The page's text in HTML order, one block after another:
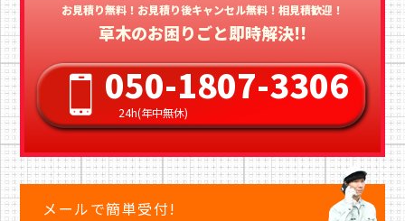
お見積り無料！お見積り後キャンセル無料！相見積歓迎！
草木のお困りごと即時解決!!
050-1807-3306
24h(年中無休)
メールで簡単受付!